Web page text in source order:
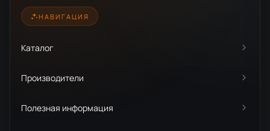
НАВИГАЦИЯ
Каталог
Производители
Полезная информация